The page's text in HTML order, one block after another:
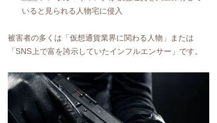
いると見られる人物宅に侵入
被害者の多くは「仮想通貨業界に関わる人物」または
「SNS上で富を誇示していたインフルエンサー」です。